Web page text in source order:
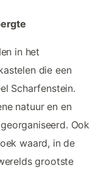
in het
die een
Scharfenstein.
natuur en en
Ook
waard, in de
grootste